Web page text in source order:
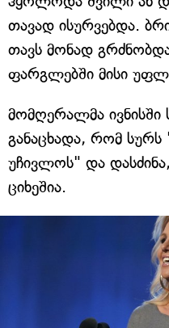
თავად ისურვებდა.
თავს მონად
ფარგლებში მისი
მომღერალმა
განაცხადა, რომ სურს
უჩივლოს" და
ციხეშია.